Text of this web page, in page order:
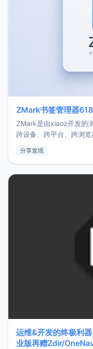
ZMark书签管理器
ZMark是由xiaoz开发的
跨设备、跨平台、跨浏
用，让管理更高效。
分享发现
运维&开发的终极利
业版再赠Zdir/